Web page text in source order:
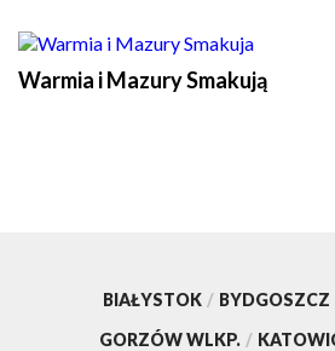
Warmia i Mazury Smakują
BIAŁYSTOK / BYDGOSZCZ
GORZÓW WLKP. /